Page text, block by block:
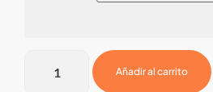
Añadir al carrito